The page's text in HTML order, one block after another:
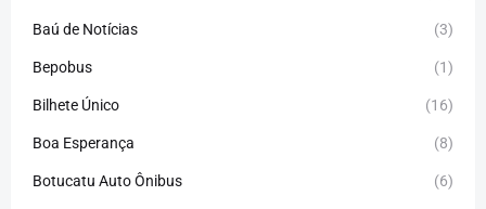
Baú de Notícias (3)
Bepobus (1)
Bilhete Único (16)
Boa Esperança (8)
Botucatu Auto Ônibus (6)